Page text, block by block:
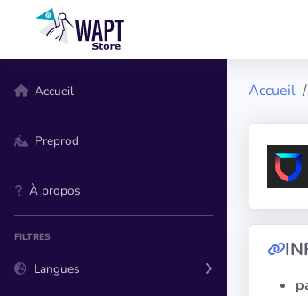
Accueil
Preprod
À propos
FILTRES
Langues
Accueil